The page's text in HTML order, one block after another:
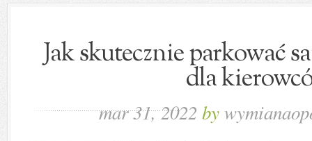
Jak skutecznie parkować
dla
mar 31, 2022 by